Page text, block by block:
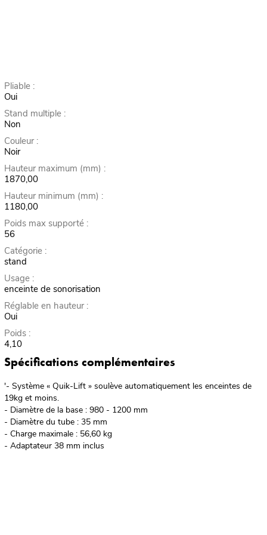
Pliable :
Oui
Stand multiple :
Non
Couleur :
Noir
Hauteur maximum (mm) :
1870,00
Hauteur minimum (mm) :
1180,00
Poids max supporté :
56
Catégorie :
stand
Usage :
enceinte de sonorisation
Réglable en hauteur :
Oui
Poids :
4,10
Spécifications complémentaires
'- Système « Quik-Lift » soulève automatiquement les enceintes de
19kg et moins.
- Diamètre de la base : 980 - 1200 mm
- Diamètre du tube : 35 mm
- Charge maximale : 56,60 kg
- Adaptateur 38 mm inclus